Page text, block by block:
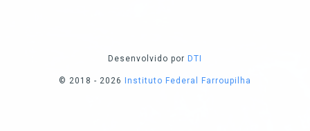
Desenvolvido por DTI
© 2018 - 2026 Instituto Federal Farroupilha